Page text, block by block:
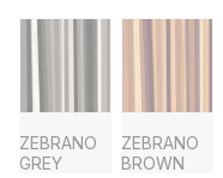
ZEBRANO
GREY
ZEBRANO
BROWN